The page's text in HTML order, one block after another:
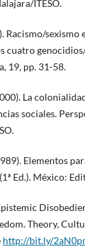
ITESO.
Racismo/
cuatro
19, pp. 31-58.
La
sociales.
Elementos
Ed.). México:
Theory,
http://bit.ly/